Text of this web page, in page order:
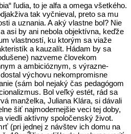
ľudia, to je alfa a omega všetkého.
tak vyčnieval, preto sa mu
a uznania. A aký vlastne bol? Nie
asi by ani nebola objektívna, keďže
vlastností, ku ktorým sa viaže
a kauzalít. Hádam by sa
nazveme človekom
a ambicióznym, s výrazne-
výchovu nekompromisne
(sám bol nejaký čas pedagógom
Bol veľký estét, rád sa
manželka, Juliana Klára, si dávali
šiť najmodernejšie veci tej doby,
viedli aktívny spoločenský život.
(pri jednej z návštev ich domu na